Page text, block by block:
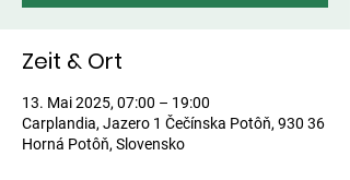
Zeit & Ort
13. Mai 2025, 07:00 – 19:00
Carplandia, Jazero 1 Čečínska Potôň, 930 36
Horná Potôň, Slovensko